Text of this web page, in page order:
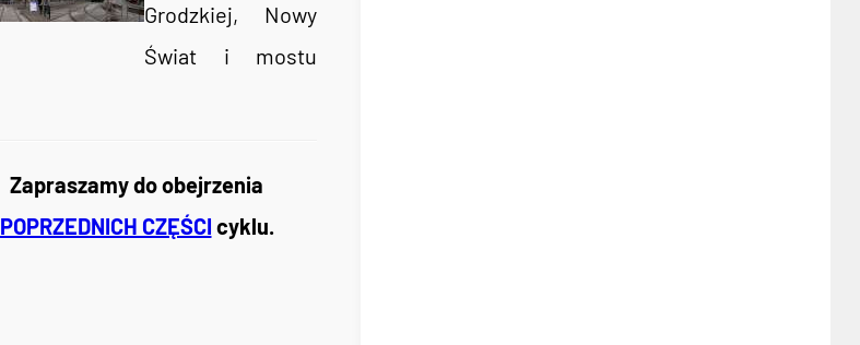
Grodzkiej, Nowy
Świat i mostu
Zapraszamy do obejrzenia
POPRZEDNICH CZĘŚCI cyklu.